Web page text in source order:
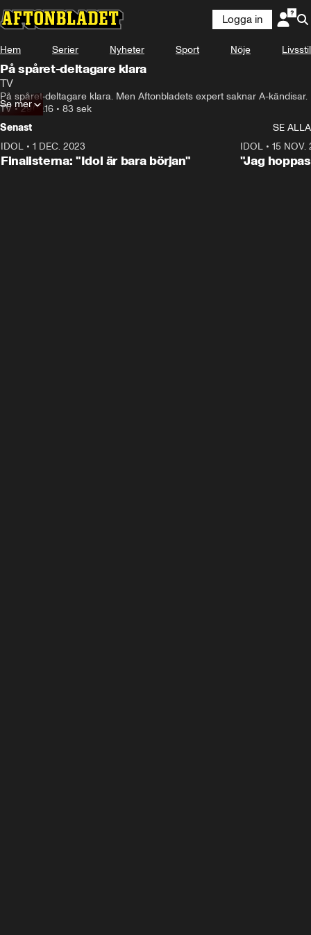
Logga in
Hem Serier Nyheter Sport Nöje Livsstil
På spåret-deltagare klara
TV
På spåret-deltagare klara. Men Aftonbladets expert saknar A-kändisar.
TV •29.09.16 • 83 sek
Se mer
Senast
SE ALLA
IDOL • 1 DEC. 2023
Finalisterna: "Idol är bara början"
IDOL• 15 NOV.
"Jag